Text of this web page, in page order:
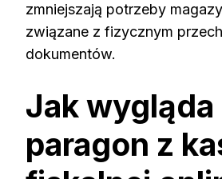
zmniejszają potrzeby
związane z fizycznym
dokumentów.
Jak wygląda
paragon z